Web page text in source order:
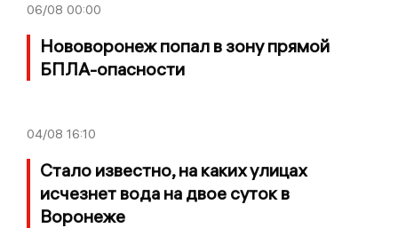
06/08 00:00
Нововоронеж попал в зону прямой
БПЛА-опасности
04/08 16:10
Стало известно, на каких улицах
исчезнет вода на двое суток в
Воронеже